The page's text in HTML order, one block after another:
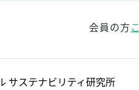
会員の方
サステナビリティ研究所